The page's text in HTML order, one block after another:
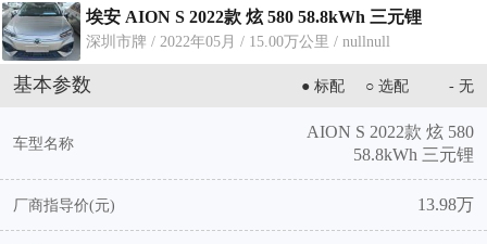
埃安 AION S 2022款 炫 580 58.8kWh 三元锂
深圳市牌 / 2022年05月 / 15.00万公里 / nullnull
基本参数 ● 标配 ○ 选配 - 无
车型名称
AION S 2022款 炫 580
58.8kWh 三元锂
厂商指导价(元) 13.98万